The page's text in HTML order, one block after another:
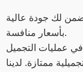
لك جودة عالية
بأسعار منافسة.
عمليات التجميل
ممتازة. لدينا